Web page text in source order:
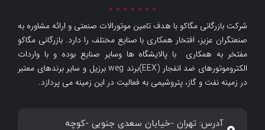
شرکت بازرگانی مگاکو با هدف تامین موتورالات صنعتی و ارائه مشاوره به
صنعتگران عزیز، افتخار همکاری با صنایع مختلف را دارد. بازرگانی مگاکو
مفتخر به همکاری با پالایشگاه ها وسایر صنایع بوده و با واردات
الکتروموتورهای ضد انفجار (EEX)برند weg برزیل و سایر برندهای معتبر
در زمینه نفت و گاز، پتروشیمی به فعالیت در این زمینه می پردازد.
آدرس: تهران -خیابان سعدی جنوبی -کوچه